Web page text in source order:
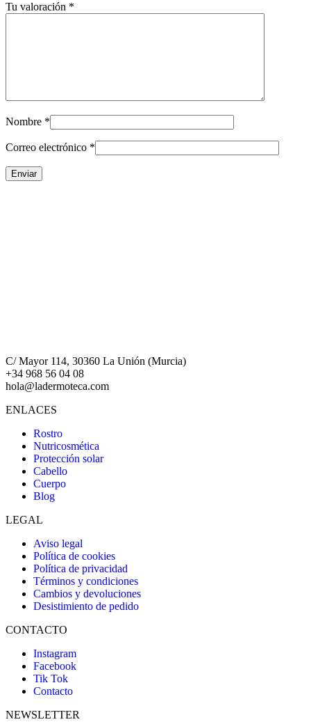
Tu valoración *
Nombre *
Correo electrónico *
C/ Mayor 114, 30360 La Unión (Murcia)
+34 968 56 04 08
hola@ladermoteca.com
ENLACES
Rostro
Nutricosmética
Protección solar
Cabello
Cuerpo
Blog
LEGAL
Aviso legal
Política de cookies
Política de privacidad
Términos y condiciones
Cambios y devoluciones
Desistimiento de pedido
CONTACTO
Instagram
Facebook
Tik Tok
Contacto
NEWSLETTER